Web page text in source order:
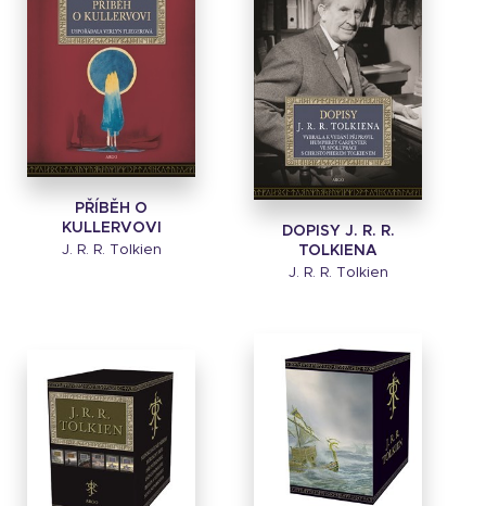
PŘÍBĚH O
KULLERVOVI
J. R. R. Tolkien
DOPISY J. R. R.
TOLKIENA
J. R. R. Tolkien